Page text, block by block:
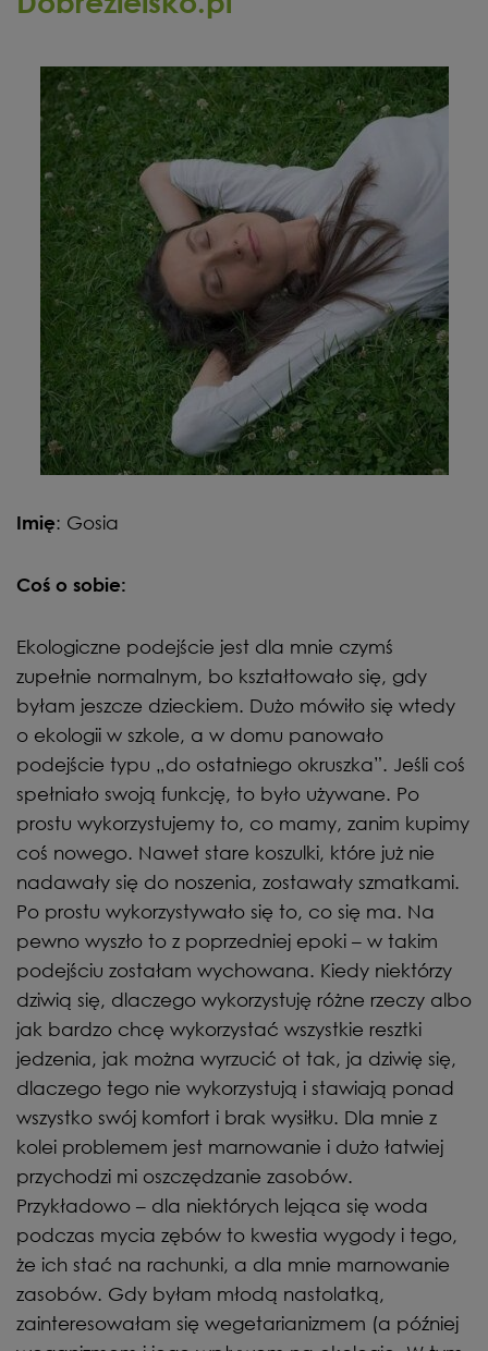
Imię: Gosia
Coś o sobie:
Ekologiczne podejście jest dla mnie czymś
zupełnie normalnym, bo kształtowało się, gdy
byłam jeszcze dzieckiem. Dużo mówiło się wtedy
o ekologii w szkole, a w domu panowało
podejście typu „do ostatniego okruszka”. Jeśli coś
spełniało swoją funkcję, to było używane. Po
prostu wykorzystujemy to, co mamy, zanim kupimy
coś nowego. Nawet stare koszulki, które już nie
nadawały się do noszenia, zostawały szmatkami.
Po prostu wykorzystywało się to, co się ma. Na
pewno wyszło to z poprzedniej epoki – w takim
podejściu zostałam wychowana. Kiedy niektórzy
dziwią się, dlaczego wykorzystuję różne rzeczy albo
jak bardzo chcę wykorzystać wszystkie resztki
jedzenia, jak można wyrzucić ot tak, ja dziwię się,
dlaczego tego nie wykorzystują i stawiają ponad
wszystko swój komfort i brak wysiłku. Dla mnie z
kolei problemem jest marnowanie i dużo łatwiej
przychodzi mi oszczędzanie zasobów.
Przykładowo – dla niektórych lejąca się woda
podczas mycia zębów to kwestia wygody i tego,
że ich stać na rachunki, a dla mnie marnowanie
zasobów. Gdy byłam młodą nastolatką,
zainteresowałam się wegetarianizmem (a później